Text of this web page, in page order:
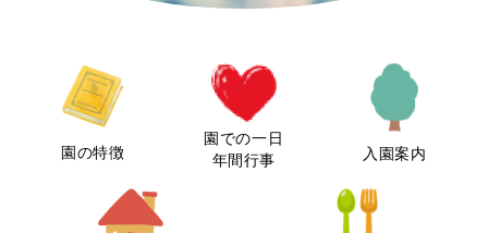
園の特徴
園での一日
年間行事
入園案内